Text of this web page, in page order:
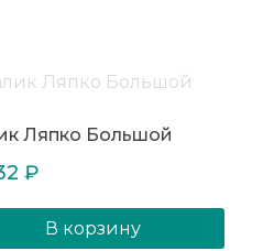
Ляпко Большой
₽
В корзину